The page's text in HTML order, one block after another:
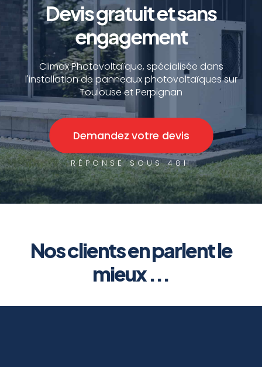
Devis gratuit et sans
engagement
Climax Photovoltaïque, spécialisée dans
l'installation de panneaux photovoltaïques sur
Toulouse et Perpignan
Demandez votre devis
RÉPONSE SOUS 48H
Nos clients en parlent le
mieux ...